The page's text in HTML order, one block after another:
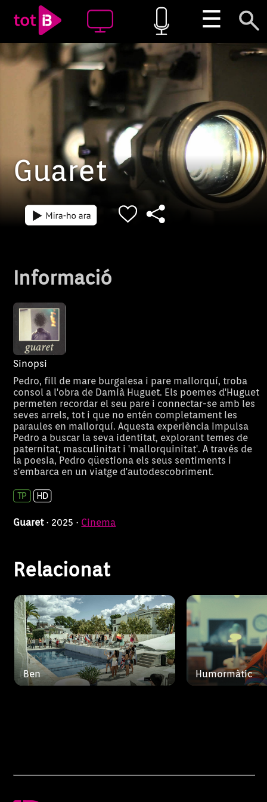
☰
Guaret
Informació
Sinopsi
Pedro, fill de mare burgalesa i pare mallorquí, troba
consol a l'obra de Damià Huguet. Els poemes d'Huguet
permeten recordar el seu pare i connectar-se amb les
seves arrels, tot i que no entén completament les
paraules en mallorquí. Aquesta experiència impulsa
Pedro a buscar la seva identitat, explorant temes de
paternitat, masculinitat i 'mallorquinitat'. A través de
la poesia, Pedro qüestiona els seus sentiments i
s'embarca en un viatge d'autodescobriment.
Guaret · 2025 · Cinema
Relacionat
Ben
Ben
Ben porta dos anys esperant
aquesta competició. L'equip de
filmació d'un canal britànic
acaba d'ajustar els últims
concedeix a un programa
Humormàtic
Una guionista
programa de